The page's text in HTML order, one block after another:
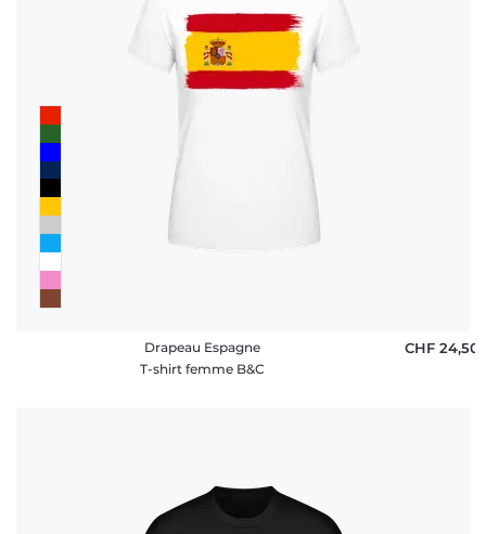
Drapeau Espagne
T-shirt femme B&C
CHF 24,50